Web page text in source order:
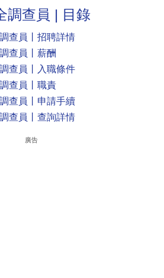
調查員 | 目錄
查員丨招聘詳情
查員丨薪酬
查員丨入職條件
查員丨職責
查員丨申請手續
查員丨查詢詳情
廣告